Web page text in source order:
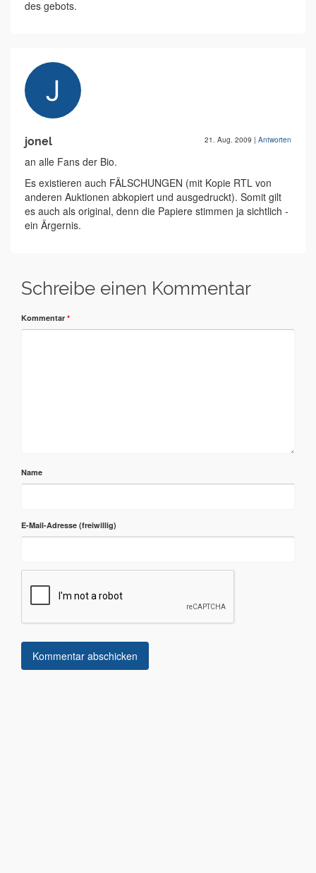
des gebots.
jonel 21. Aug. 2009 | Antworten
an alle Fans der Bio.
Es existieren auch FÄLSCHUNGEN (mit Kopie RTL von
anderen Auktionen abkopiert und ausgedruckt). Somit gilt
es auch als original, denn die Papiere stimmen ja sichtlich -
ein Ärgernis.
Schreibe einen Kommentar
Kommentar *
Name
E-Mail-Adresse